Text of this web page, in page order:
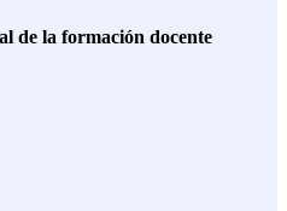
de la formación docente